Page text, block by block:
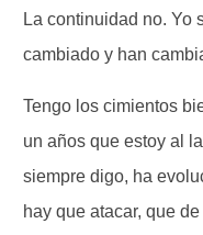
La continuidad no. Yo
cambiado y han
Tengo los cimientos
un años que estoy al
siempre digo, ha
hay que atacar, que